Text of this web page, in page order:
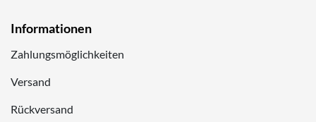
Informationen
Zahlungsmöglichkeiten
Versand
Rückversand